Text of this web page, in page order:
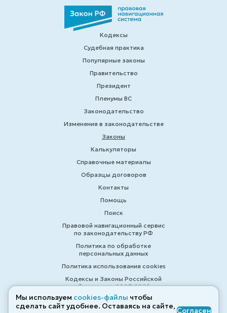
Кодексы
Судебная практика
Популярные законы
Правительство
Президент
Пленумы ВС
Законодательство
Изменения в законодательстве
Законы
Калькуляторы
Справочные материалы
Образцы договоров
Контакты
Помощь
Поиск
Правовой навигационный сервис
по законодательству РФ
Политика по обработке
персональных данных
Политика использования cookies
Кодексы и Законы Российской
Федерации 2007-2026
Мы используем cookies-файлы чтобы
сделать сайт удобнее. Оставаясь на сайте, Согласен